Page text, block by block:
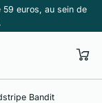
euros, au sein de
Bandit